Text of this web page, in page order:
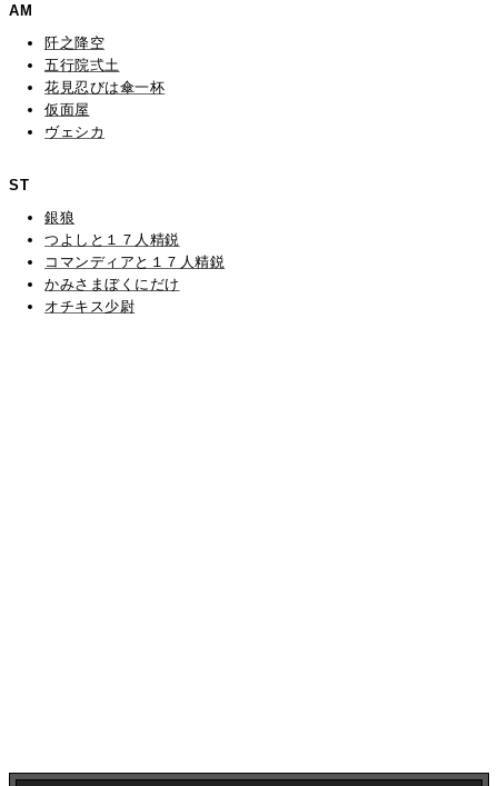
AM
阡之降空
五行院弍土
花見忍びは傘一杯
仮面屋
ヴェシカ
ST
銀狼
つよしと１７人精鋭
コマンディアと１７人精鋭
かみさまぼくにだけ
オチキス少尉